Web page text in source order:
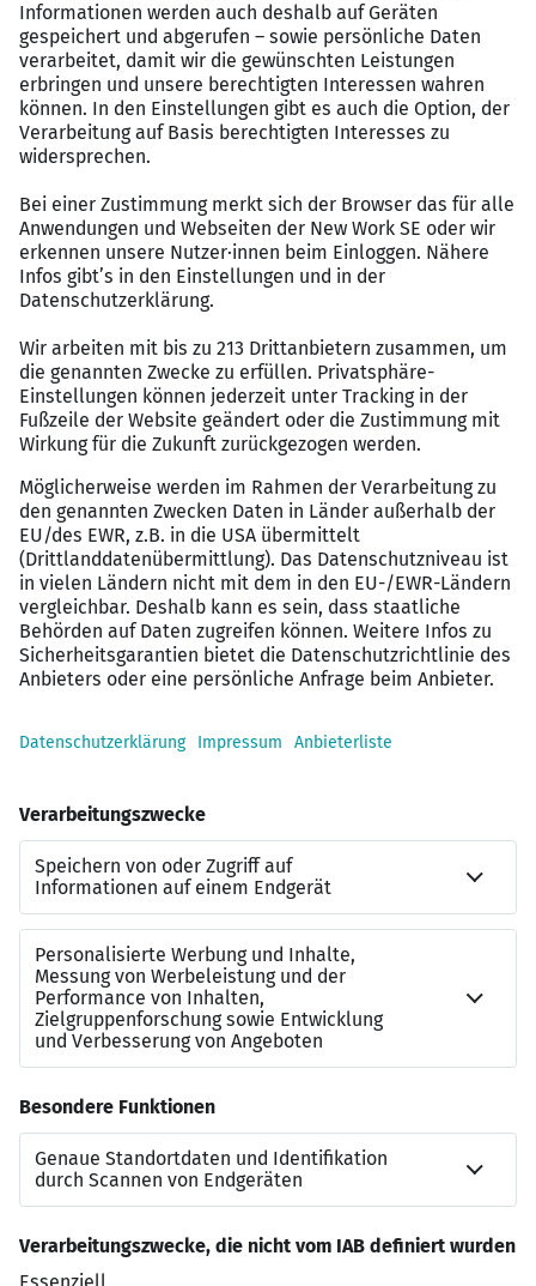
Erste Erfahrungen in SAP-Projekten,
insbesondere bei der Umsetzung von FI- und CO-
Lösungen im Team.
Eigenständige, strukturierte Arbeitsweise und
einzuarbeiten.
Kommunikative Persönlichkeit, die gerne im
dynamischen Beraterteam arbeitet.
Das sind Ihre Benefits bei diesem
SAP Job
Offene Kommunikation und Wissensaustausch in
einem internationalen Team zur Erreichung
gemeinsamer Ziele.
Mitarbeiterorientierte Unternehmenskultur mit
moderner Büroausstattung und angenehmer
Arbeitsatmosphäre.
Verantwortungsvolle Aufgaben im Tagesgeschäft
Sozialleistungen und Benefits.
Erfahrung.
Möglichkeit von bis zu 40 % Remote-Arbeit.
Kontakt
Sollten Sie Rückfragen zu diesem SAP-Job haben, dann
steht Ihnen gerneMiriam SartoriusvomLeuchtmehr-
Teamzur Verfügung:
miriam.sartorius@leuchtmehr.de
+49 7151 250 46-13